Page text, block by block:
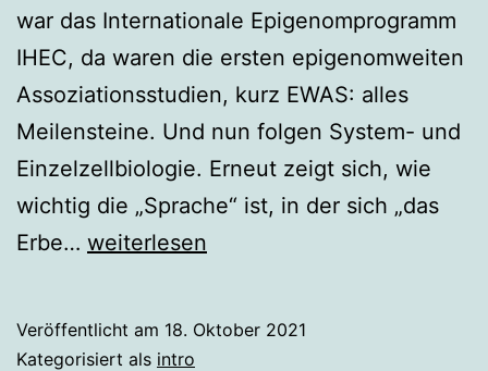
war das Internationale Epigenomprogramm
IHEC, da waren die ersten epigenomweiten
Assoziationsstudien, kurz EWAS: alles
Meilensteine. Und nun folgen System- und
Einzelzellbiologie. Erneut zeigt sich, wie
wichtig die „Sprache“ ist, in der sich „das
Erbe… intro
35,
weiterlesen
Veröffentlicht am 18. Oktober 2021
Kategorisiert als intro